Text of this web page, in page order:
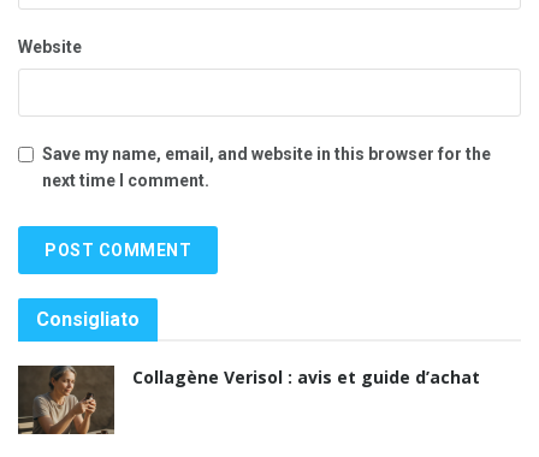
Website
Save my name, email, and website in this browser for the
next time I comment.
Consigliato
Collagène Verisol : avis et guide d’achat